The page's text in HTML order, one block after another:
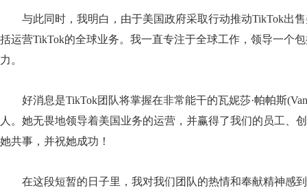
与此同时，我明白，由于美国政府采取行动推动TikTok出
括运营TikTok的全球业务。我一直专注于全球工作，领导一个
力。
好消息是TikTok团队将掌握在非常能干的瓦妮莎·帕帕斯
人。她无畏地领导着美国业务的运营，并赢得了我们的员工、
她共事，并祝她成功！
在这段短暂的日子里，我对我们团队的热情和奉献精神感